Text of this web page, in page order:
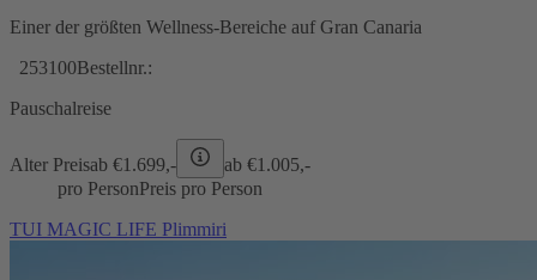
Einer der größten Wellness-Bereiche auf Gran Canaria
253100Bestellnr.:
Pauschalreise
Alter Preisab €1.699,- ab €1.005,-
pro PersonPreis pro Person
TUI MAGIC LIFE Plimmiri